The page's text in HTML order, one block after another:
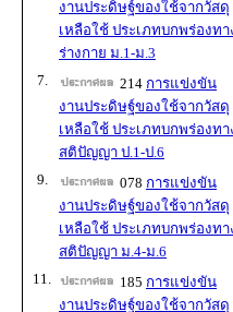
งานประดิษฐ์ของใช้จากวัสดุ
เหลือใช้ ประเภทบกพร่องทา
ร่างกาย ม.1-ม.3
7.
214 การแข่งขัน
งานประดิษฐ์ของใช้จากวัสดุ
เหลือใช้ ประเภทบกพร่องทา
สติปัญญา ป.1-ป.6
9.
078 การแข่งขัน
งานประดิษฐ์ของใช้จากวัสดุ
เหลือใช้ ประเภทบกพร่องทา
สติปัญญา ม.4-ม.6
11.
185 การแข่งขัน
งานประดิษฐ์ของใช้จากวัสดุ